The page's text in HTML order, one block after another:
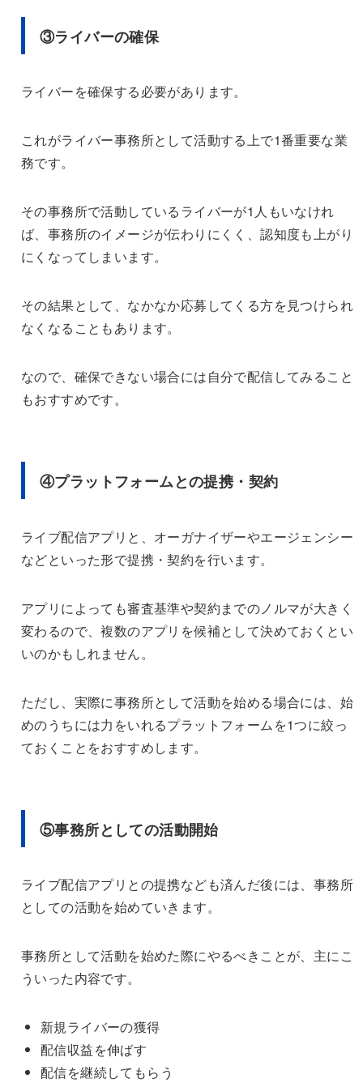
③ライバーの確保
ライバーを確保する必要があります。
これがライバー事務所として活動する上で1番重要な業
務です。
その事務所で活動しているライバーが1人もいなけれ
ば、事務所のイメージが伝わりにくく、認知度も上がり
にくなってしまいます。
その結果として、なかなか応募してくる方を見つけられ
なくなることもあります。
なので、確保できない場合には自分で配信してみること
もおすすめです。
④プラットフォームとの提携・契約
ライブ配信アプリと、オーガナイザーやエージェンシー
などといった形で提携・契約を行います。
アプリによっても審査基準や契約までのノルマが大きく
変わるので、複数のアプリを候補として決めておくとい
いのかもしれません。
ただし、実際に事務所として活動を始める場合には、始
めのうちには力をいれるプラットフォームを1つに絞っ
ておくことをおすすめします。
⑤事務所としての活動開始
ライブ配信アプリとの提携なども済んだ後には、事務所
としての活動を始めていきます。
事務所として活動を始めた際にやるべきことが、主にこ
ういった内容です。
新規ライバーの獲得
配信収益を伸ばす
配信を継続してもらう